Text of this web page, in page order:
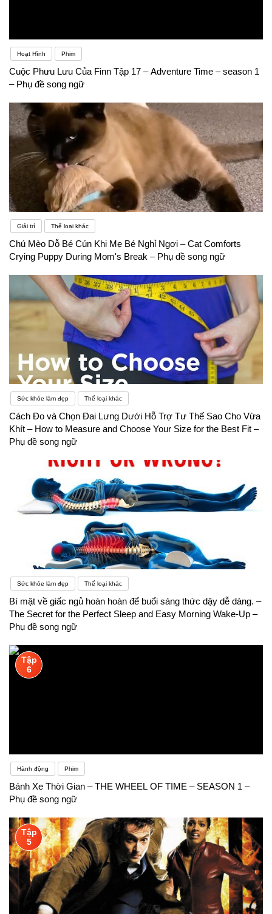
Hoạt Hình Phim
Cuộc Phưu Lưu Của Finn Tập 17 – Adventure Time – season 1
– Phụ đề song ngữ
Giải trí Thể loại khác
Chú Mèo Dỗ Bé Cún Khi Mẹ Bé Nghỉ Ngơi – Cat Comforts
Crying Puppy During Mom's Break – Phụ đề song ngữ
Sức khỏe làm đẹp Thể loại khác
Cách Đo và Chọn Đai Lưng Dưới Hỗ Trợ Tư Thế Sao Cho Vừa
Khít – How to Measure and Choose Your Size for the Best Fit –
Phụ đề song ngữ
Sức khỏe làm đẹp Thể loại khác
Bí mật về giấc ngủ hoàn hoàn để buổi sáng thức dậy dễ dàng. –
The Secret for the Perfect Sleep and Easy Morning Wake-Up –
Phụ đề song ngữ
Tập
6
Hành động Phim
Bánh Xe Thời Gian – THE WHEEL OF TIME – SEASON 1 –
Phụ đề song ngữ
Tập
5